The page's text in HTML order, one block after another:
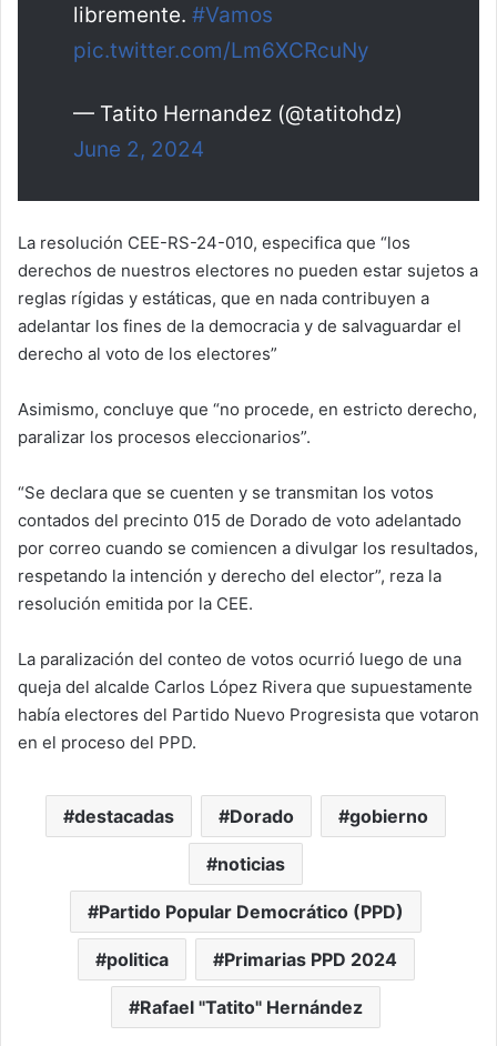
libremente. #Vamos
pic.twitter.com/Lm6XCRcuNy
— Tatito Hernandez (@tatitohdz)
June 2, 2024
La resolución CEE-RS-24-010, especifica que “los
derechos de nuestros electores no pueden estar sujetos a
reglas rígidas y estáticas, que en nada contribuyen a
adelantar los fines de la democracia y de salvaguardar el
derecho al voto de los electores”
Asimismo, concluye que “no procede, en estricto derecho,
paralizar los procesos eleccionarios”.
“Se declara que se cuenten y se transmitan los votos
contados del precinto 015 de Dorado de voto adelantado
por correo cuando se comiencen a divulgar los resultados,
respetando la intención y derecho del elector”, reza la
resolución emitida por la CEE.
La paralización del conteo de votos ocurrió luego de una
queja del alcalde Carlos López Rivera que supuestamente
había electores del Partido Nuevo Progresista que votaron
en el proceso del PPD.
destacadas Dorado gobierno
noticias
Partido Popular Democrático (PPD)
politica Primarias PPD 2024
Rafael "Tatito" Hernández